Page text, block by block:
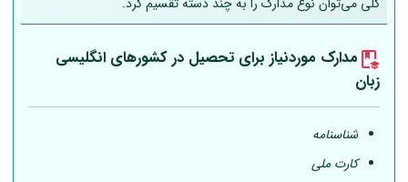
کلی می‌توان نوع مدارک را به چند دسته تقسیم کرد.
مدارک موردنیاز برای تحصیل در کشورهای انگلیسی
زبان
شناسنامه
کارت ملی